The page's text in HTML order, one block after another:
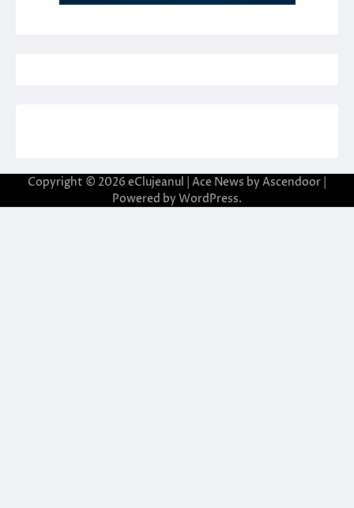
Copyright © 2026 eClujeanul | Ace News by Ascendoor
Powered by WordPress.